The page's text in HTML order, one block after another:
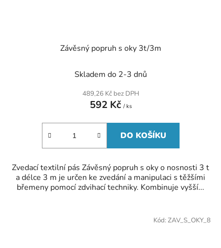
Závěsný popruh s oky 3t/3m
Skladem do 2-3 dnů
489,26 Kč bez DPH
592 Kč / ks
DO KOŠÍKU
Zvedací textilní pás Závěsný popruh s oky o nosnosti 3 t
a délce 3 m je určen ke zvedání a manipulaci s těžšími
břemeny pomocí zdvihací techniky. Kombinuje vyšší...
Kód: ZAV_S_OKY_8